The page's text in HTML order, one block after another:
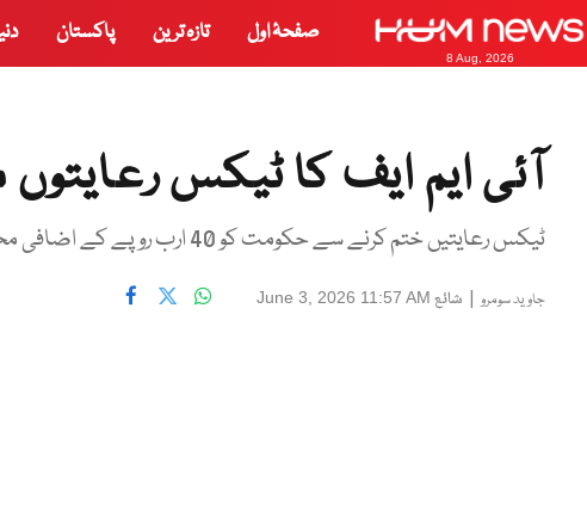
8 Aug, 2026
صفحۂ اول تازہ ترین پاکستان
آئی ایم ایف کا ٹیکس
ٹیکس رعایتیں ختم کرنے سے حکومت کو 40 ارب روپے کے اضافی محصولات حاصل ہونے کا تخمینہ لگایا گیا ہے
جاوید سومرو| شائع June 3, 2026 11:57 AM